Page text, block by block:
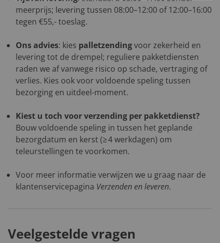
meerprijs; levering tussen 08:00–12:00 of 12:00–16:00
tegen €55,- toeslag.
Ons advies: kies palletzendingvoor zekerheid en
levering tot de drempel; reguliere pakketdiensten
raden we af vanwege risico op schade, vertraging of
verlies. Kies ook voor voldoende speling tussen
bezorging en uitdeel-moment.
Kiest u toch voor verzending per pakketdienst?
Bouw voldoende speling in tussen het geplande
bezorgdatum en kerst (≥ 4 werkdagen) om
teleurstellingen te voorkomen.
Voor meer informatie verwijzen we u graag naar de
klantenservicepagina Verzenden en leveren.
Veelgestelde vragen